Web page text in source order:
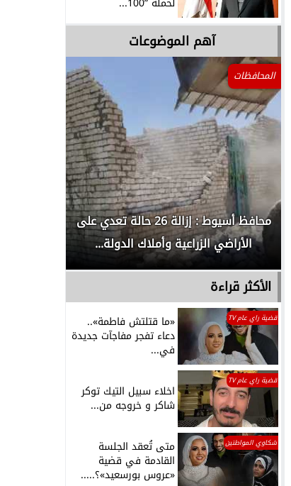
آهم الموضوعات
المحافظات
محافظ أسيوط : إزالة 26 حالة تعدي على
الأراضي الزراعية وأملاك الدولة...
الأكثر قراءة
قضية راي عام TV «ما قتلتش فاطمة»..
دعاء تفجر مفاجآت جديدة
في...
قضية راي عام TV
اخلاء سبيل التيك توكر
شاكر و خروجه من...
شكاوي المواطنين متى تُعقد الجلسة
القادمة في قضية
«عروس بورسعيد»؟.....